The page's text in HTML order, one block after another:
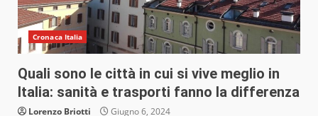
Cronaca Italia
Quali sono le città in cui si vive meglio in
Italia: sanità e trasporti fanno la differenza
Lorenzo Briotti Giugno 6, 2024